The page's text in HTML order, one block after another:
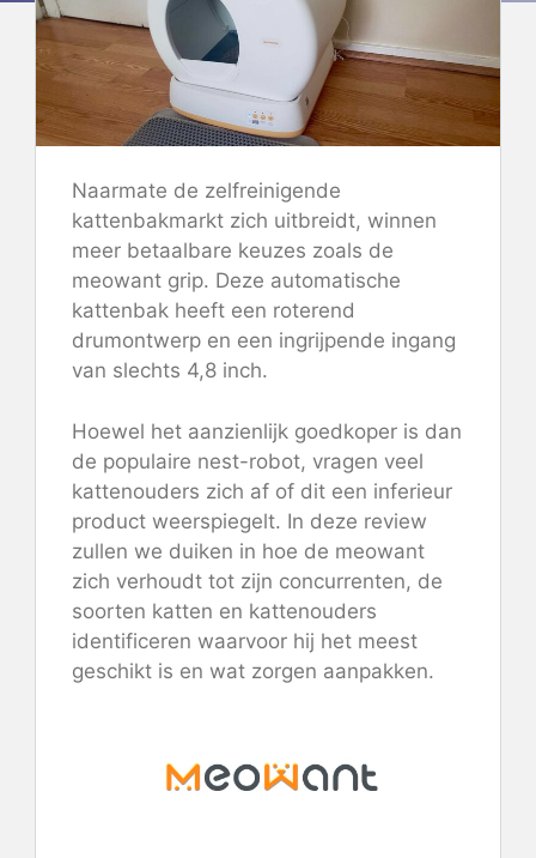
Naarmate de zelfreinigende
kattenbakmarkt zich uitbreidt, winnen
meer betaalbare keuzes zoals de
meowant grip. Deze automatische
kattenbak heeft een roterend
drumontwerp en een ingrijpende ingang
van slechts 4,8 inch.
Hoewel het aanzienlijk goedkoper is dan
de populaire nest-robot, vragen veel
kattenouders zich af of dit een inferieur
product weerspiegelt. In deze review
zullen we duiken in hoe de meowant
zich verhoudt tot zijn concurrenten, de
soorten katten en kattenouders
identificeren waarvoor hij het meest
geschikt is en wat zorgen aanpakken.